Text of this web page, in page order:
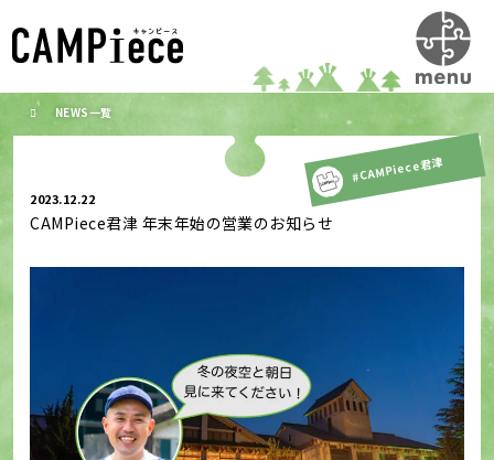
NEWS一覧
#CAMPiece君津
2023.12.22
CAMPiece君津 年末年始の営業のお知らせ